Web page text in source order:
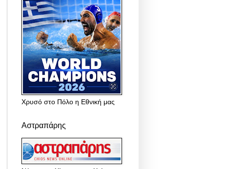
Χρυσό στο Πόλο η Εθνική μας
Αστραπάρης